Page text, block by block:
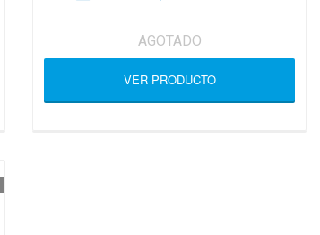
AGOTADO
VER PRODUCTO